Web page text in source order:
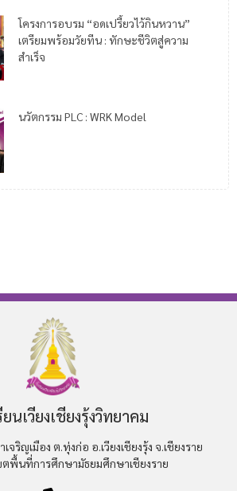
โครงการอบรม “อดเปรี้ยวไว้กินหวาน”
เตรียมพร้อมวัยทีน : ทักษะชีวิตสู่ความ
สำเร็จ
นวัตกรรม PLC : WRK Model
ยนเวียงเชียงรุ้งวิทยาคม
จริญเมือง ต.ทุ่งก่อ อ.เวียงเชียงรุ้ง จ.เชียงราย
ตพื้นที่การศึกษามัธยมศึกษาเชียงราย